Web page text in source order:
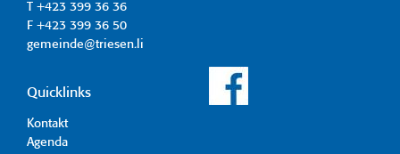
T +423 399 36 36
F +423 399 36 50
gemeinde@triesen.li
Quicklinks
Kontakt
Agenda